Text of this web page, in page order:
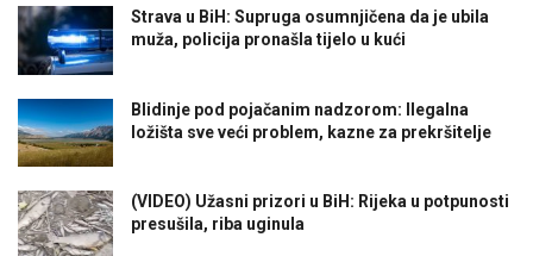
Strava u BiH: Supruga osumnjičena da je ubila
muža, policija pronašla tijelo u kući
Blidinje pod pojačanim nadzorom: Ilegalna
ložišta sve veći problem, kazne za prekršitelje
(VIDEO) Užasni prizori u BiH: Rijeka u potpunosti
presušila, riba uginula